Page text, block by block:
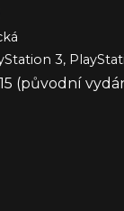
(původní